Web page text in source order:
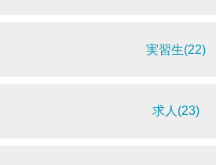
実習生(22)
求人(23)